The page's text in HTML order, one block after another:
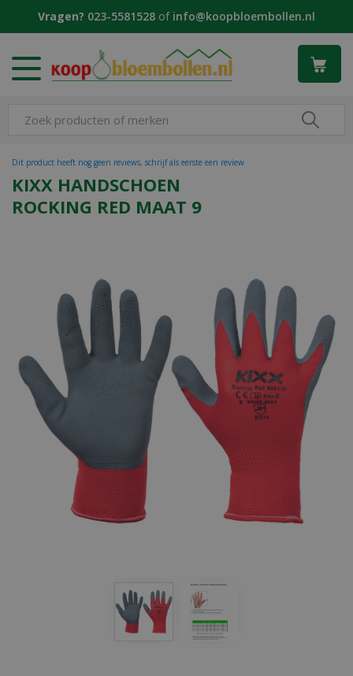
Vragen? 023-5581528 of info@koopbloembollen.nl
KIXX HANDSCHOEN
ROCKING RED MAAT 9
Dit product heeft nog geen reviews, schrijf als eerste een review